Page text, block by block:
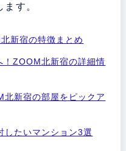
す。
新宿の特徴まとめ
！ZOOM北新宿の詳細情
北新宿の部屋をピックア
したいマンション3選